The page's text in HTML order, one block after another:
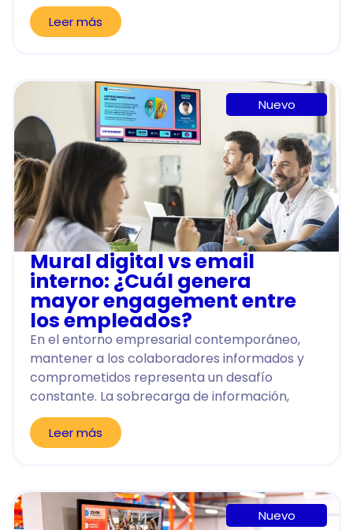
Leer más
Nuevo
Mural digital vs email
interno: ¿Cuál genera
mayor engagement entre
los empleados?
En el entorno empresarial contemporáneo,
mantener a los colaboradores informados y
comprometidos representa un desafío
constante. La sobrecarga de información,
Leer más
Nuevo